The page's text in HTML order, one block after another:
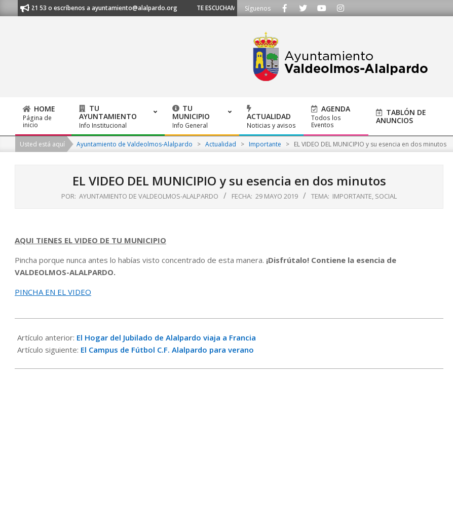
to
al 91 620 21 53 o escríbenos a ayuntamiento@alalpardo.org TE ESCUCHAMOS - Llámanos al 91 620 21 53 o escríbenos a ayuntamiento@alalpardo.org
Síguenos
Primary
Navigation
Menu
HOME
Página de
inicio
TU
AYUNTAMIENTO
Info Institucional
TU
MUNICIPIO
Info General
ACTUALIDAD
Noticias y avisos
AGENDA
Todos los
Eventos
TABLÓN DE
ANUNCIOS
Usted está aquí Ayuntamiento de Valdeolmos-Alalpardo > Actualidad > Importante > EL VIDEO DEL MUNICIPIO y su esencia en dos minutos
EL VIDEO DEL MUNICIPIO y su esencia en dos minutos
POR: AYUNTAMIENTO DE VALDEOLMOS-ALALPARDO FECHA: 29 MAYO 2019 TEMA: IMPORTANTE, SOCIAL
AQUI TIENES EL VIDEO DE TU MUNICIPIO
Pincha porque nunca antes lo habías visto concentrado de esta manera. ¡Disfrútalo! Contiene la esencia de
VALDEOLMOS-ALALPARDO.
PINCHA EN EL VIDEO
05-
29
Artículo anterior: El Hogar del Jubilado de Alalpardo viaja a Francia
Artículo siguiente: El Campus de Fútbol C.F. Alalpardo para verano